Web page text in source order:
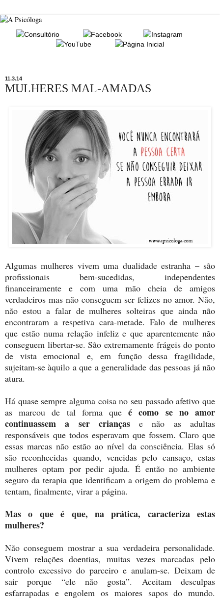
11.3.14
MULHERES MAL-AMADAS
Algumas mulheres vivem uma dualidade estranha – são
profissionais bem-sucedidas, independentes
financeiramente e com uma mão cheia de amigos
verdadeiros mas não conseguem ser felizes no amor. Não,
não estou a falar de mulheres solteiras que ainda não
encontraram a respetiva cara-metade. Falo de mulheres
que estão numa relação infeliz e que aparentemente não
conseguem libertar-se. São extremamente frágeis do ponto
de vista emocional e, em função dessa fragilidade,
sujeitam-se àquilo a que a generalidade das pessoas já não
atura.
Há quase sempre alguma coisa no seu passado afetivo que
as marcou de tal forma queé como se no amor
continuassem a ser criançase não as adultas
responsáveis que todos esperavam que fossem. Claro que
essas marcas não estão ao nível da consciência. Elas só
são reconhecidas quando, vencidas pelo cansaço, estas
mulheres optam por pedir ajuda. É então no ambiente
seguro da terapia que identificam a origem do problema e
tentam, finalmente, virar a página.
Mas o que é que, na prática, caracteriza estas
mulheres?
Não conseguem mostrar a sua verdadeira personalidade.
Vivem relações doentias, muitas vezes marcadas pelo
controlo excessivo do parceiro e anulam-se. Deixam de
sair porque “ele não gosta”. Aceitam desculpas
esfarrapadas e engolem os maiores sapos do mundo.